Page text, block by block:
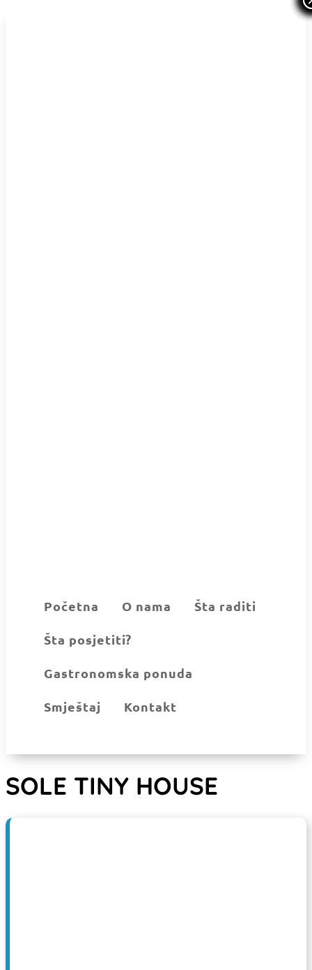
Početna O nama Šta raditi
Šta posjetiti?
Gastronomska ponuda
Smještaj Kontakt
SOLE TINY HOUSE